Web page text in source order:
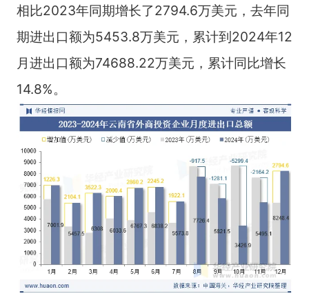
相比2023年同期增长了2794.6万美元，去年同
期进出口额为5453.8万美元，累计到2024年12
月进出口额为74688.22万美元，累计同比增长
14.8%。